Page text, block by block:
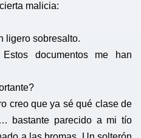
malicia:
ligero sobresalto.
documentos me han
creo que ya sé qué clase de
bastante parecido a mi tío